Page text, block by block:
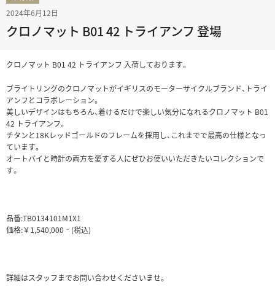
2024年6月12日
クロノマット B01 42 トライアンフ 登場
クロノマット B01 42 トライアンフ 入荷しております。
ブライトリングのクロノマットがイギリスのモーターサイクルブランド、トライ
アンフとコラボレーション。
美しいデザインはもちろん、着けるだけで楽しい気分になれるクロノマット B01
42 トライアンフ。
チタンと18Kレッドゴールドのフレームを採用し、これまでで最高の仕様となっ
ています。
オートバイと時計の両方を愛する人にぜひお使いいただきたいコレクションで
す。
品番:TB0134101M1X1
価格:￥1,540,000‐(税込)
詳細はスタッフまでお問い合わせくださいませ。